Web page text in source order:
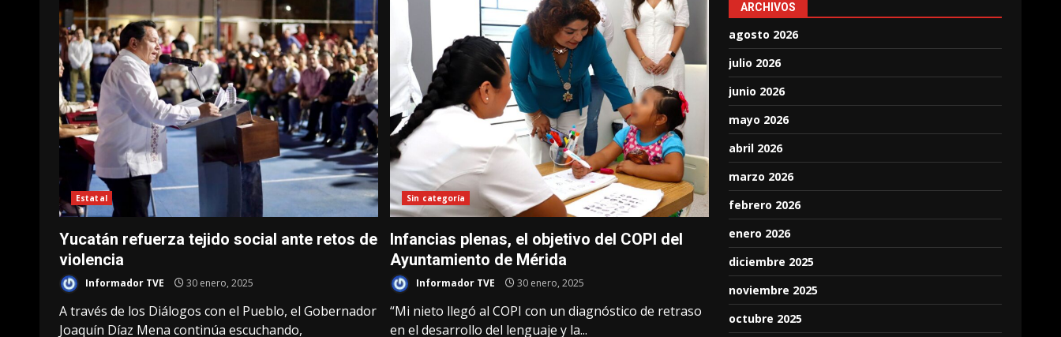
Estatal
Yucatán refuerza tejido social ante retos de
violencia
Informador TVE 30 enero, 2025
A través de los Diálogos con el Pueblo, el Gobernador
Joaquín Díaz Mena continúa escuchando,
Sin categoría
Infancias plenas, el objetivo del COPI del
Ayuntamiento de Mérida
Informador TVE 30 enero, 2025
“Mi nieto llegó al COPI con un diagnóstico de retraso
en el desarrollo del lenguaje y la...
ARCHIVOS
agosto 2026
julio 2026
junio 2026
mayo 2026
abril 2026
marzo 2026
febrero 2026
enero 2026
diciembre 2025
noviembre 2025
octubre 2025